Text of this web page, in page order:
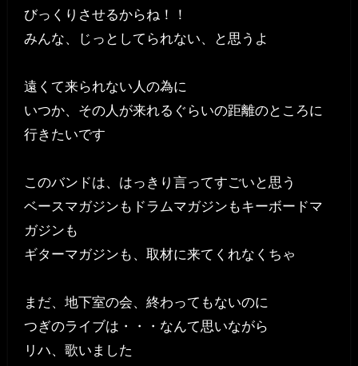
びっくりさせるからね！！
みんな、じっとしてられない、と思うよ
遠くて来られない人の為に
いつか、その人が来れるぐらいの距離のところに
行きたいです
このバンドは、はっきり言ってすごいと思う
ベースマガジンもドラムマガジンもキーボードマ
ガジンも
ギターマガジンも、取材に来てくれなくちゃ
まだ、地下室の会、終わってもないのに
つぎのライブは・・・なんて思いながら
リハ、歌いました